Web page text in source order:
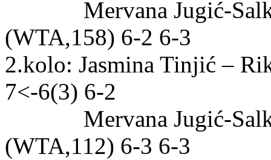
Mervana Jugić-
(WTA,158) 6-2 6-3
2.kolo: Jasmina Tinjić –
7<-6(3) 6-2
Mervana Jugić-Salkić
(WTA,112) 6-3 6-3